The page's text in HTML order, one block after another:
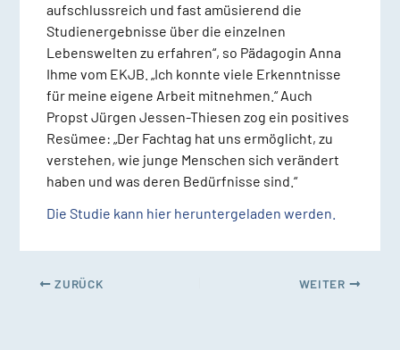
aufschlussreich und fast amüsierend die
Studienergebnisse über die einzelnen
Lebenswelten zu erfahren“, so Pädagogin Anna
Ihme vom EKJB. „Ich konnte viele Erkenntnisse
für meine eigene Arbeit mitnehmen.“ Auch
Propst Jürgen Jessen-Thiesen zog ein positives
Resümee: „Der Fachtag hat uns ermöglicht, zu
verstehen, wie junge Menschen sich verändert
haben und was deren Bedürfnisse sind.“
Die Studie kann hier heruntergeladen werden.
ZURÜCK WEITER